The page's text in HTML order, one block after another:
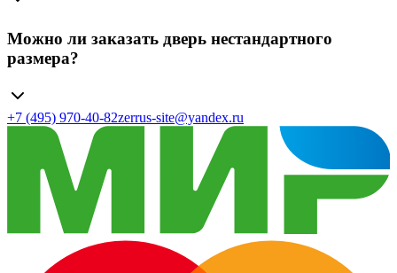
Можно ли заказать дверь нестандартного
размера?
+7 (495) 970-40-82zerrus-site@yandex.ru